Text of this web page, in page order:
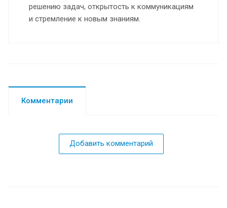
решению задач, открытость к коммуникациям
и стремление к новым знаниям.
Комментарии
Добавить комментарий